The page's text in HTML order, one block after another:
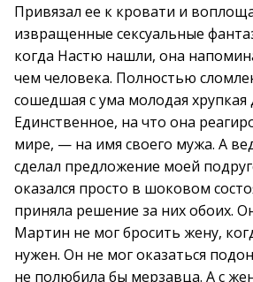
Привязал ее к кровати и
извращенные сексуальные
когда Настю нашли, она
чем человека. Полностью
сошедшая с ума молодая хрупкая
Единственное, на что она
мире, — на имя своего мужа. А
сделал предложение моей
оказался просто в шоковом
приняла решение за них обоих.
Мартин не мог бросить жену,
нужен. Он не мог оказаться
не полюбила бы мерзавца. А с